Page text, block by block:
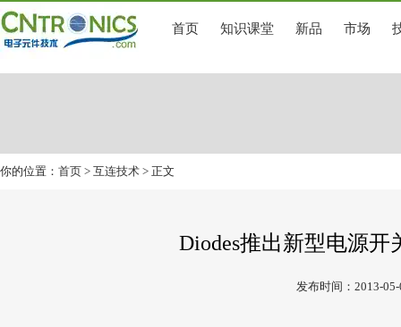
首页 知识课堂 新品 市场
你的位置： 首页 > 互连技术 > 正文
Diodes推出新型电源
发布时间：2013-